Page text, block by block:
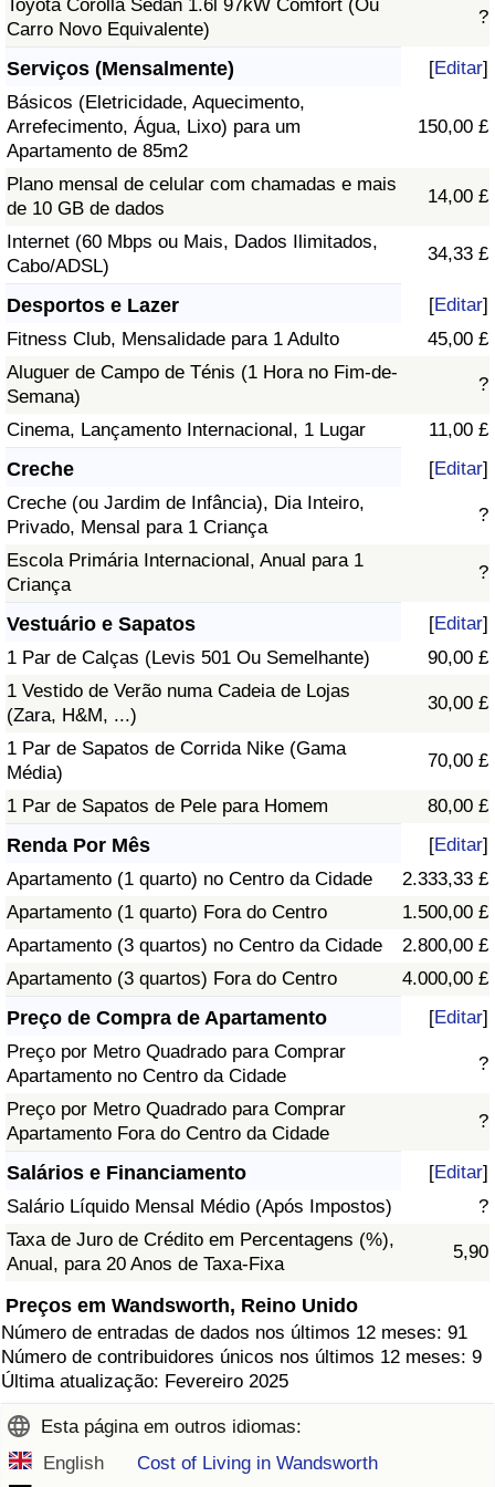
Toyota Corolla Sedan 1.6l 97kW Comfort (Ou
Carro Novo Equivalente)
?
Serviços (Mensalmente) [Editar]
Básicos (Eletricidade, Aquecimento,
Arrefecimento, Água, Lixo) para um
Apartamento de 85m2
150,00 £
Plano mensal de celular com chamadas e mais
de 10 GB de dados
14,00 £
Internet (60 Mbps ou Mais, Dados Ilimitados,
Cabo/ADSL)
34,33 £
Desportos e Lazer [Editar]
Fitness Club, Mensalidade para 1 Adulto
45,00 £
Aluguer de Campo de Ténis (1 Hora no Fim-de-
Semana)
?
Cinema, Lançamento Internacional, 1 Lugar 11,00 £
Creche [Editar]
Creche (ou Jardim de Infância), Dia Inteiro,
Privado, Mensal para 1 Criança
?
Escola Primária Internacional, Anual para 1
Criança
?
Vestuário e Sapatos [Editar]
1 Par de Calças (Levis 501 Ou Semelhante)
90,00 £
1 Vestido de Verão numa Cadeia de Lojas
(Zara, H&M, ...)
30,00 £
1 Par de Sapatos de Corrida Nike (Gama
Média)
70,00 £
1 Par de Sapatos de Pele para Homem 80,00 £
Renda Por Mês [Editar]
Apartamento (1 quarto) no Centro da Cidade
2.333,33 £
Apartamento (1 quarto) Fora do Centro
1.500,00 £
Apartamento (3 quartos) no Centro da Cidade
2.800,00 £
Apartamento (3 quartos) Fora do Centro
4.000,00 £
Preço de Compra de Apartamento [Editar]
Preço por Metro Quadrado para Comprar
Apartamento no Centro da Cidade
?
Preço por Metro Quadrado para Comprar
Apartamento Fora do Centro da Cidade
?
Salários e Financiamento [Editar]
Salário Líquido Mensal Médio (Após Impostos)
?
Taxa de Juro de Crédito em Percentagens (%),
Anual, para 20 Anos de Taxa-Fixa
5,90
Preços em Wandsworth, Reino Unido
Número de entradas de dados nos últimos 12 meses: 91
Número de contribuidores únicos nos últimos 12 meses: 9
Última atualização: Fevereiro 2025
Esta página em outros idiomas:
English
Cost of Living in Wandsworth